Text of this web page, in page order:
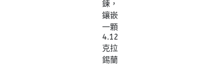
鍊，
鑲嵌
一顆
4.12
克拉
錫蘭